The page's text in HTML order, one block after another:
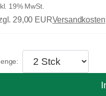
19% MwSt.
29,00 EURVersandkosten